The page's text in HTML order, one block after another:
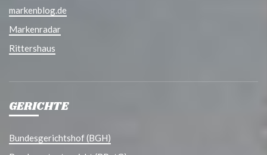
markenblog.de
Markenradar
Rittershaus
GERICHTE
Bundesgerichtshof (BGH)